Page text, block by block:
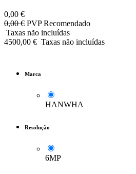
0,00 €
0,00€ PVP Recomendado
Taxas não incluídas
4500,00 € Taxas não incluídas
Marca
HANWHA
Resolução
6MP